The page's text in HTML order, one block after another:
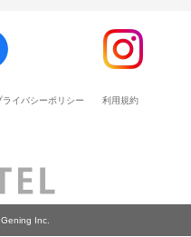
ライバシーポリシー 利用規約
Inc.